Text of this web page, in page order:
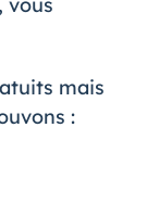
vous
mais
: